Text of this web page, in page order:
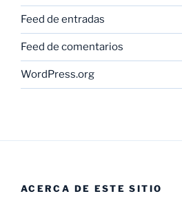
Feed de entradas
Feed de comentarios
WordPress.org
ACERCA DE ESTE SITIO